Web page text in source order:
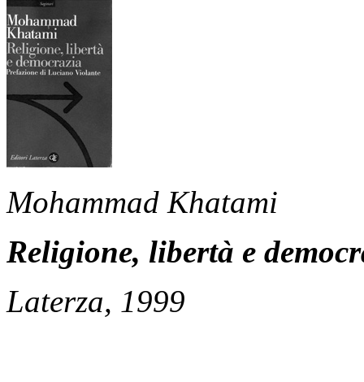
Mohammad Khatami
Religione, libertà e
Laterza, 1999